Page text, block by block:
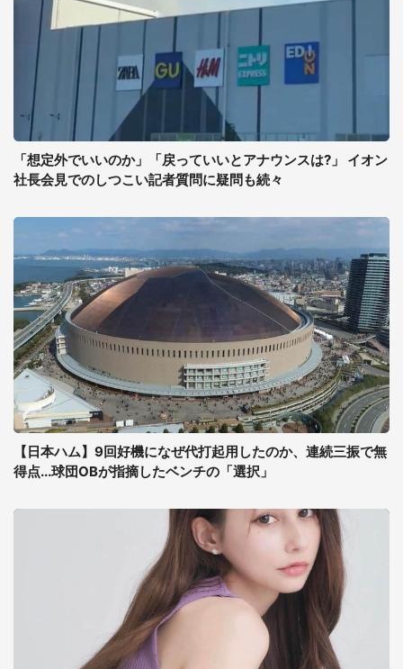
「想定外でいいのか」「戻っていいとアナウンスは?」 イオン
社長会見でのしつこい記者質問に疑問も続々
【日本ハム】9回好機になぜ代打起用したのか、連続三振で無
得点...球団OBが指摘したベンチの「選択」